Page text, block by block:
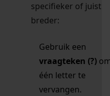
specifieker of juist
breder:
Gebruik een
vraagteken (?)
één letter te
vervangen.